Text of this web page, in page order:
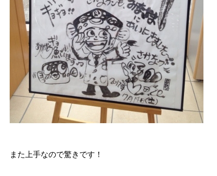
また上手なので驚きです！